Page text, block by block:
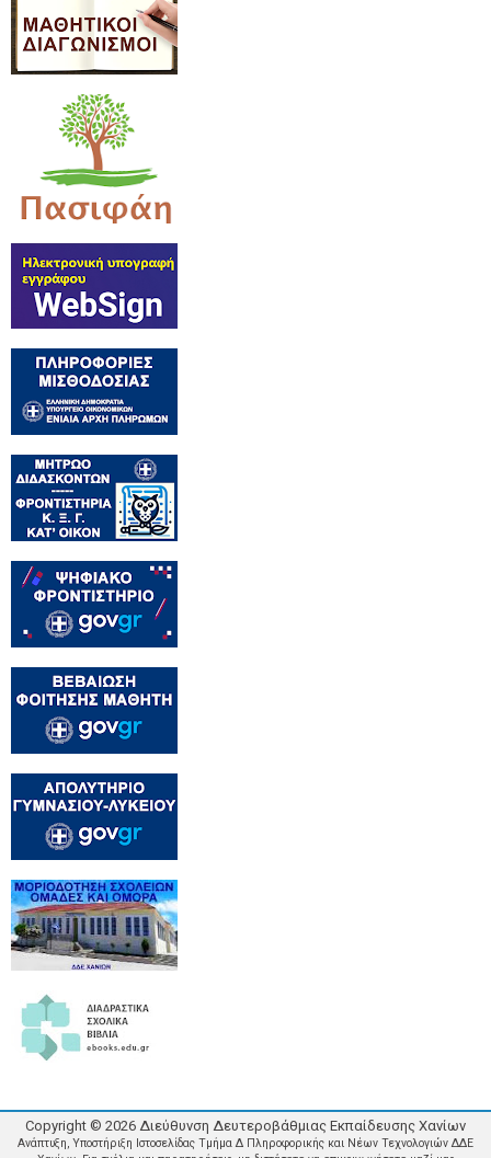
Copyright © 2026 Διεύθυνση Δευτεροβάθμιας Εκπαίδευσης Χανίων
Ανάπτυξη, Υποστήριξη Ιστοσελίδας Τμήμα Δ Πληροφορικής και Νέων Τεχνολογιών ΔΔΕ